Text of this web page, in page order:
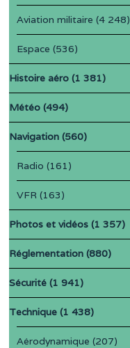
Aviation militaire (4 248)
Espace (536)
Histoire aéro (1 381)
Météo (494)
Navigation (560)
Radio (161)
VFR (163)
Photos et vidéos (1 357)
Réglementation (880)
Sécurité (1 941)
Technique (1 438)
Aérodynamique (207)